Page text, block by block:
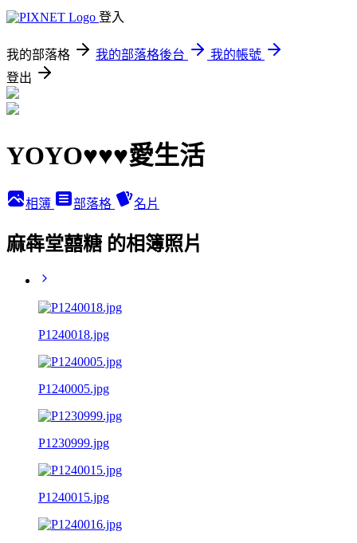
登入
我的部落格 我的部落格後台
我的帳號
登出
YOYO♥♥♥愛生活
相簿 部落格 名片
麻犇堂囍糖 的相簿照片
P1240018.jpg
P1240005.jpg
P1230999.jpg
P1240015.jpg